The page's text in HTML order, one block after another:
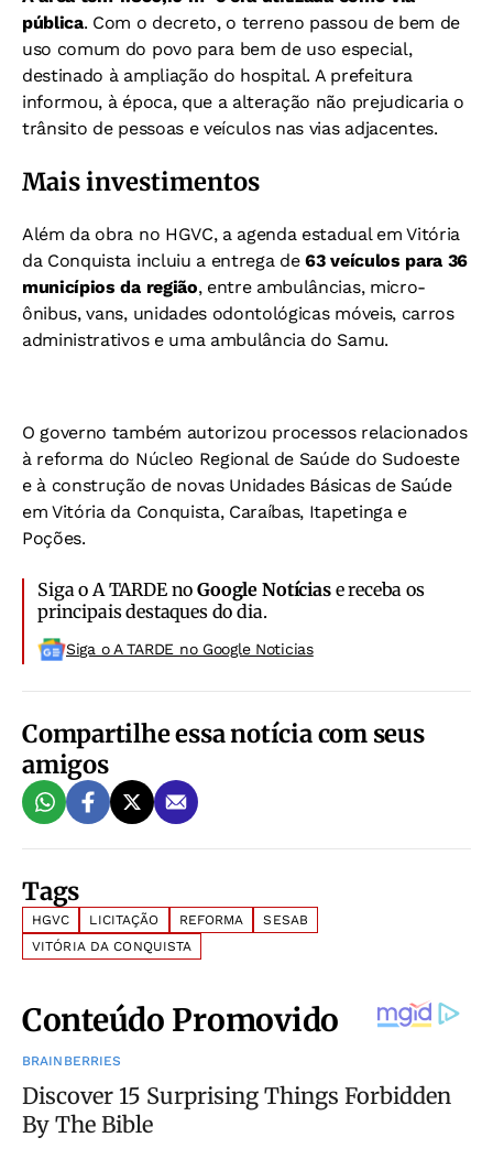
pública. Com o decreto, o terreno passou de bem de
uso comum do povo para bem de uso especial,
destinado à ampliação do hospital. A prefeitura
informou, à época, que a alteração não prejudicaria o
trânsito de pessoas e veículos nas vias adjacentes.
Mais investimentos
Além da obra no HGVC, a agenda estadual em Vitória
da Conquista incluiu a entrega de63 veículos para 36
municípios da região, entre ambulâncias, micro-
ônibus, vans, unidades odontológicas móveis, carros
administrativos e uma ambulância do Samu.
O governo também autorizou processos relacionados
à reforma do Núcleo Regional de Saúde do Sudoeste
e à construção de novas Unidades Básicas de Saúde
em Vitória da Conquista, Caraíbas, Itapetinga e
Poções.
Siga o A TARDE noGoogle Notíciase receba os
principais destaques do dia.
Siga o A TARDE no Google Noticias
Compartilhe essa notícia com seus
amigos
Tags
HGVC LICITAÇÃO REFORMA
SESAB
VITÓRIA DA CONQUISTA